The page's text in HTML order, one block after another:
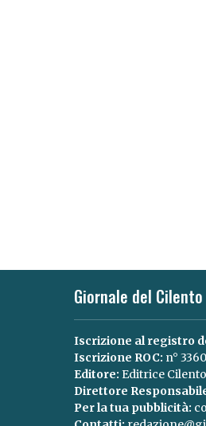
Giornale del Cilento
Iscrizione al registro
Iscrizione ROC: n°
Editore: Editrice
Direttore
Per la tua pubblicità: